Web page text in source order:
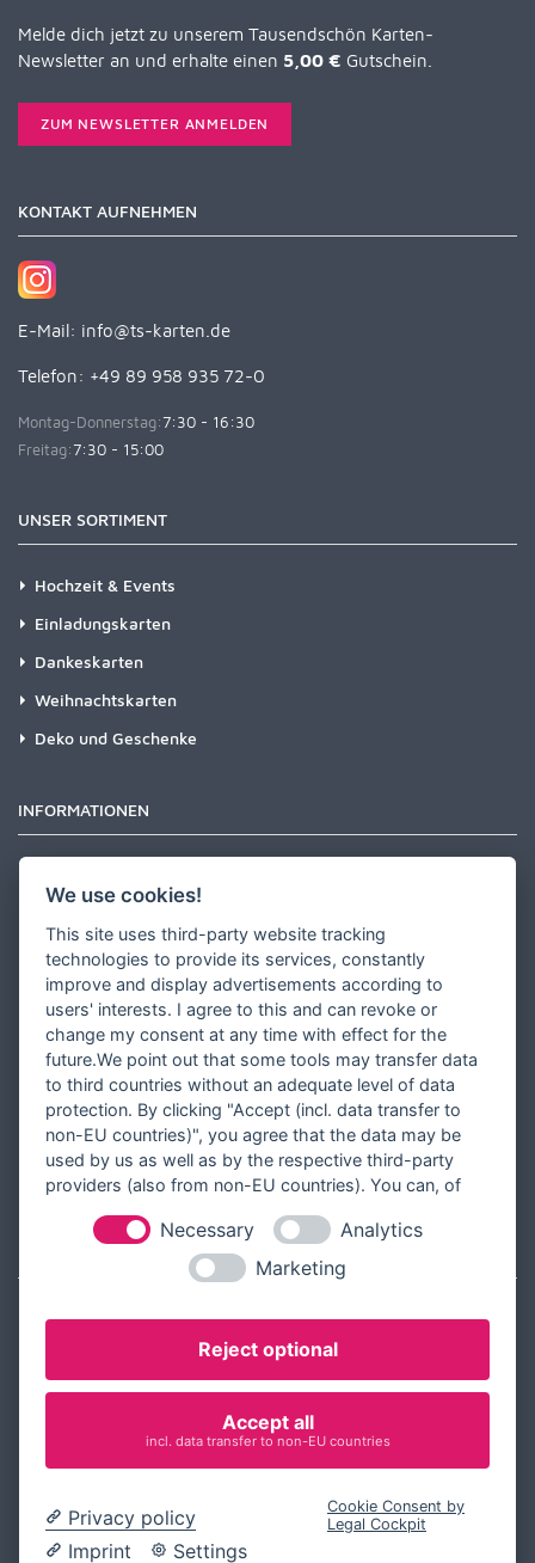
Melde dich jetzt zu unserem Tausendschön Karten-
Newsletter an und erhalte einen 5,00 € Gutschein.
ZUM NEWSLETTER ANMELDEN
KONTAKT AUFNEHMEN
E-Mail: info@ts-karten.de
Telefon: +49 89 958 935 72-0
Montag-Donnerstag:7:30 - 16:30
Freitag:7:30 - 15:00
UNSER SORTIMENT
Hochzeit & Events
Einladungskarten
Dankeskarten
Weihnachtskarten
Deko und Geschenke
INFORMATIONEN
Versandinformationen
Partner werden
Designer werden
Über Tausendschön Karten
Blog
Ratgeber
Unsere Partner
Kontakt aufnehmen
Allgemeine Geschäftsbedingungen
Widerrufsbelehrung
Widerrufsformular
Datenschutz
Impressum
Cookie-Einstellungen ändern
We use cookies!
This site uses third-party website tracking
technologies to provide its services, constantly
improve and display advertisements according to
users' interests. I agree to this and can revoke or
change my consent at any time with effect for the
future.We point out that some tools may transfer data
to third countries without an adequate level of data
protection. By clicking "Accept (incl. data transfer to
non-EU countries)", you agree that the data may be
used by us as well as by the respective third-party
providers (also from non-EU countries). You can, of
Necessary
Analytics
Marketing
Reject optional
Accept all
incl. data transfer to non-EU countries
Privacy policy
Imprint
Settings
Cookie Consent by
Legal Cockpit